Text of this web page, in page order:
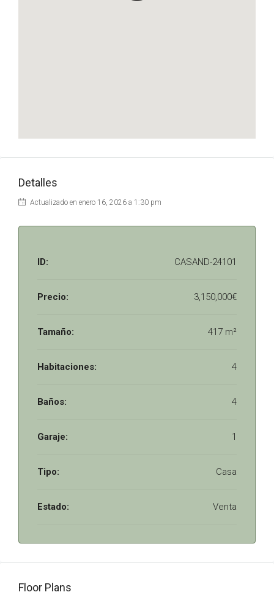
Detalles
Actualizado en enero 16, 2026 a 1:30 pm
ID: CASAND-24101
Precio: 3,150,000€
Tamaño: 417 m²
Habitaciones: 4
Baños: 4
Garaje: 1
Tipo: Casa
Estado: Venta
Floor Plans